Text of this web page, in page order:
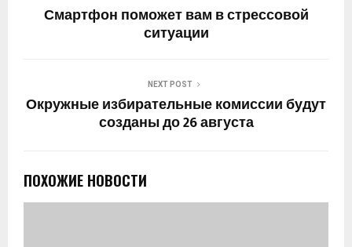
Смартфон поможет вам в стрессовой
ситуации
NEXT POST
Окружные избирательные комиссии будут
созданы до 26 августа
ПОХОЖИЕ НОВОСТИ